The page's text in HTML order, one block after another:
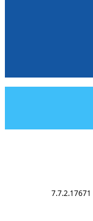
7.7.2.17671